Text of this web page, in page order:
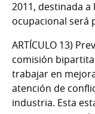
2011, destinada
ocupacional será
ARTÍCULO 13)
comisión
trabajar en
atención de
industria. Esta